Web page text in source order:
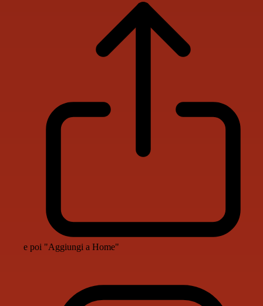
e poi "Aggiungi a Home"